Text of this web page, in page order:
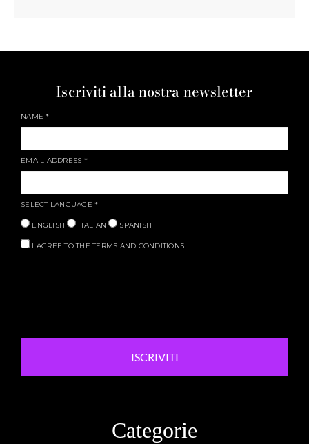
Iscriviti alla nostra newsletter
NAME*
EMAIL ADDRESS *
SELECT LANGUAGE *
ENGLISH ITALIAN SPANISH
I AGREE TO THE TERMS AND CONDITIONS
ISCRIVITI
Categorie